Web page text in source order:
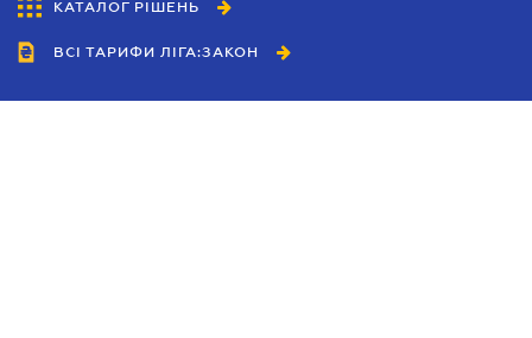
КАТАЛОГ РІШЕНЬ
ВСІ ТАРИФИ ЛІГА:ЗАКОН